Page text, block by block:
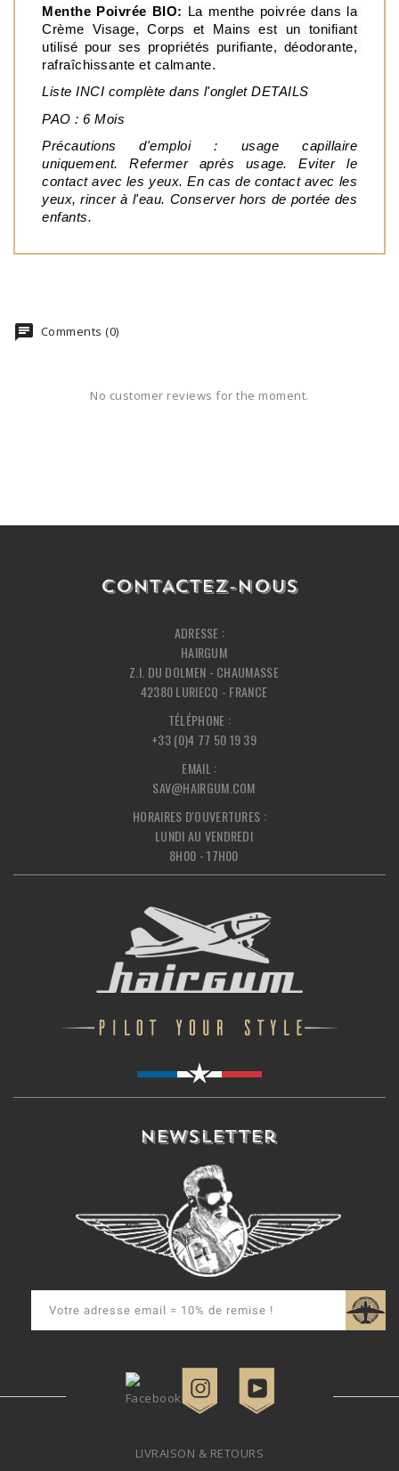
Menthe Poivrée BIO: La menthe poivrée dans la
Crème Visage, Corps et Mains est un tonifiant
utilisé pour ses propriétés purifiante, déodorante,
rafraîchissante et calmante.
Liste INCI complète dans l'onglet DETAILS
PAO : 6 Mois
Précautions d'emploi : usage capillaire
uniquement. Refermer après usage. Eviter le
contact avec les yeux. En cas de contact avec les
yeux, rincer à l'eau. Conserver hors de portée des
enfants.
Comments (0)
No customer reviews for the moment.
CONTACTEZ-NOUS
ADRESSE :
HAIRGUM
Z.I. DU DOLMEN - CHAUMASSE
42380 LURIECQ - FRANCE
TÉLÉPHONE :
+33 (0)4 77 50 19 39
EMAIL :
SAV@HAIRGUM.COM
HORAIRES D'OUVERTURES :
LUNDI AU VENDREDI
8H00 - 17H00
Newsletter
LIVRAISON & RETOURS